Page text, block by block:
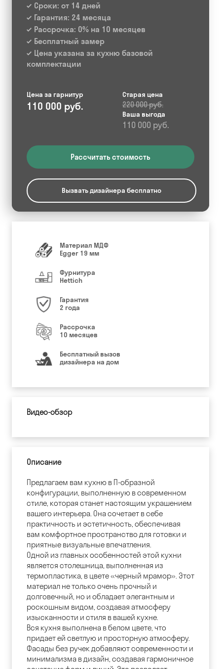
Сроки: от 14 дней
Гарантия: 24 месяца
Рассрочка: 0% на 10 месяцев
Бесплатный замер
Цена указана за кухню базовой
комплектации
Цена за гарнитур
110 000 руб.
Старая цена
220 000 руб.
Ваша выгода
110 000 руб.
Рассчитать стоимость
Вызвать дизайнера бесплатно
Материал МДФ
Egger 19 мм
Фурнитура
Hettich
Гарантия
2 года
Рассрочка
10 месяцев
Бесплатный вызов
дизайнера на дом
Видео-обзор
Описание
Предлагаем вам кухню в П-образной
конфигурации, выполненную в современном
стиле, которая станет настоящим украшением
вашего интерьера. Она сочетает в себе
практичность и эстетичность, обеспечивая
вам комфортное пространство для готовки и
приятные визуальные впечатления.
Одной из главных особенностей этой кухни
является столешница, выполненная из
термопластика, в цвете «черный мрамор». Этот
материал не только очень прочный и
долговечный, но и обладает элегантным и
роскошным видом, создавая атмосферу
изысканности и стиля в вашей кухне.
Вся кухня выполнена в белом цвете, что
придает ей светлую и просторную атмосферу.
Фасады без ручек добавляют современности и
минимализма в дизайн, создавая гармоничное